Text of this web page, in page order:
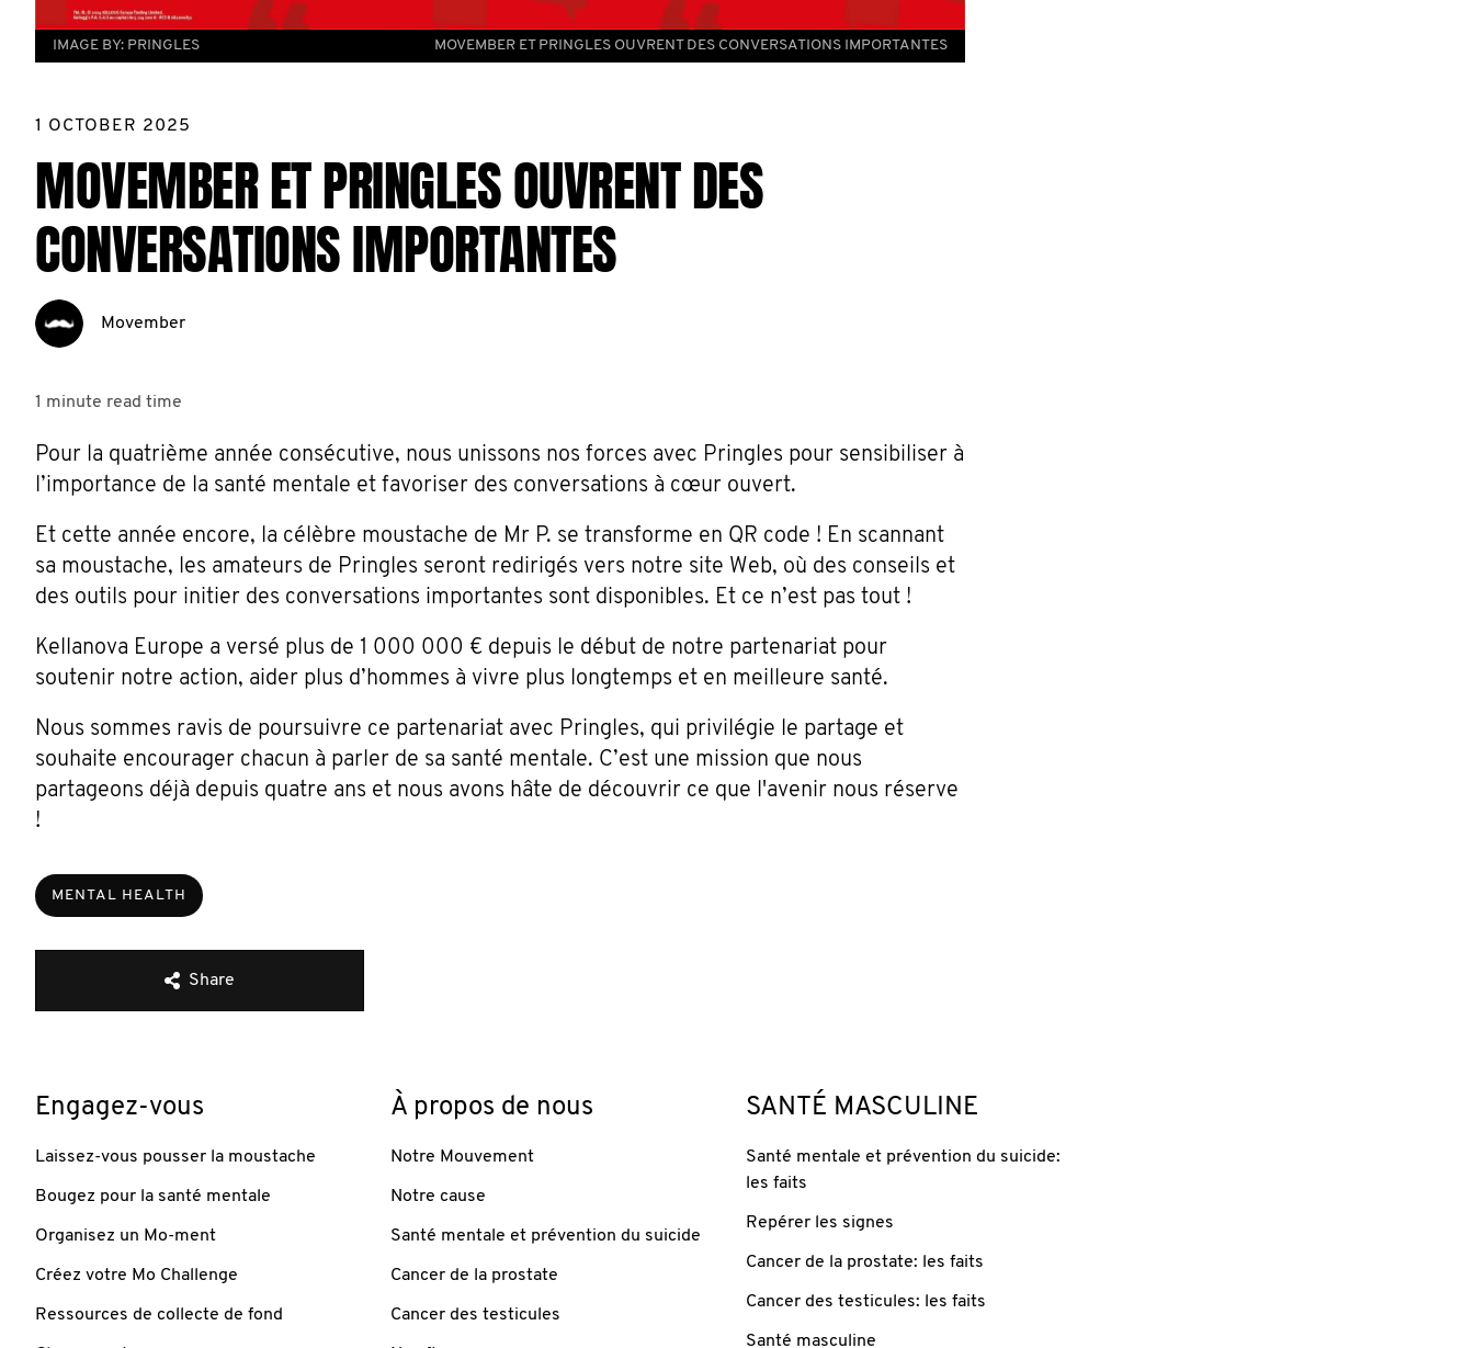
MOVEMBER ET PRINGLES OUVRENT DES CONVERSATIONS IMPORTANTES
IMAGE BY: PRINGLES
1 OCTOBER 2025
MOVEMBER ET PRINGLES OUVRENT DES
CONVERSATIONS IMPORTANTES
Movember
1 minute read time
Pour la quatrième année consécutive, nous unissons nos forces avec Pringles pour sensibiliser à
l’importance de la santé mentale et favoriser des conversations à cœur ouvert.
Et cette année encore, la célèbre moustache de Mr P. se transforme en QR code ! En scannant
sa moustache, les amateurs de Pringles seront redirigés vers notre site Web, où des conseils et
des outils pour initier des conversations importantes sont disponibles. Et ce n’est pas tout !
Kellanova Europe a versé plus de 1 000 000 € depuis le début de notre partenariat pour
soutenir notre action, aider plus d’hommes à vivre plus longtemps et en meilleure santé.
Nous sommes ravis de poursuivre ce partenariat avec Pringles, qui privilégie le partage et
souhaite encourager chacun à parler de sa santé mentale. C’est une mission que nous
partageons déjà depuis quatre ans et nous avons hâte de découvrir ce que l'avenir nous réserve
!
MENTAL HEALTH
Share
Engagez-vous
Laissez-vous pousser la moustache
Bougez pour la santé mentale
Organisez un Mo-ment
Créez votre Mo Challenge
Ressources de collecte de fond
À propos de nous
Notre Mouvement
Notre cause
Santé mentale et prévention du suicide
Cancer de la prostate
Cancer des testicules
SANTÉ MASCULINE
Santé mentale et prévention du suicide:
les faits
Repérer les signes
Cancer de la prostate: les faits
Cancer des testicules: les faits
Santé masculine